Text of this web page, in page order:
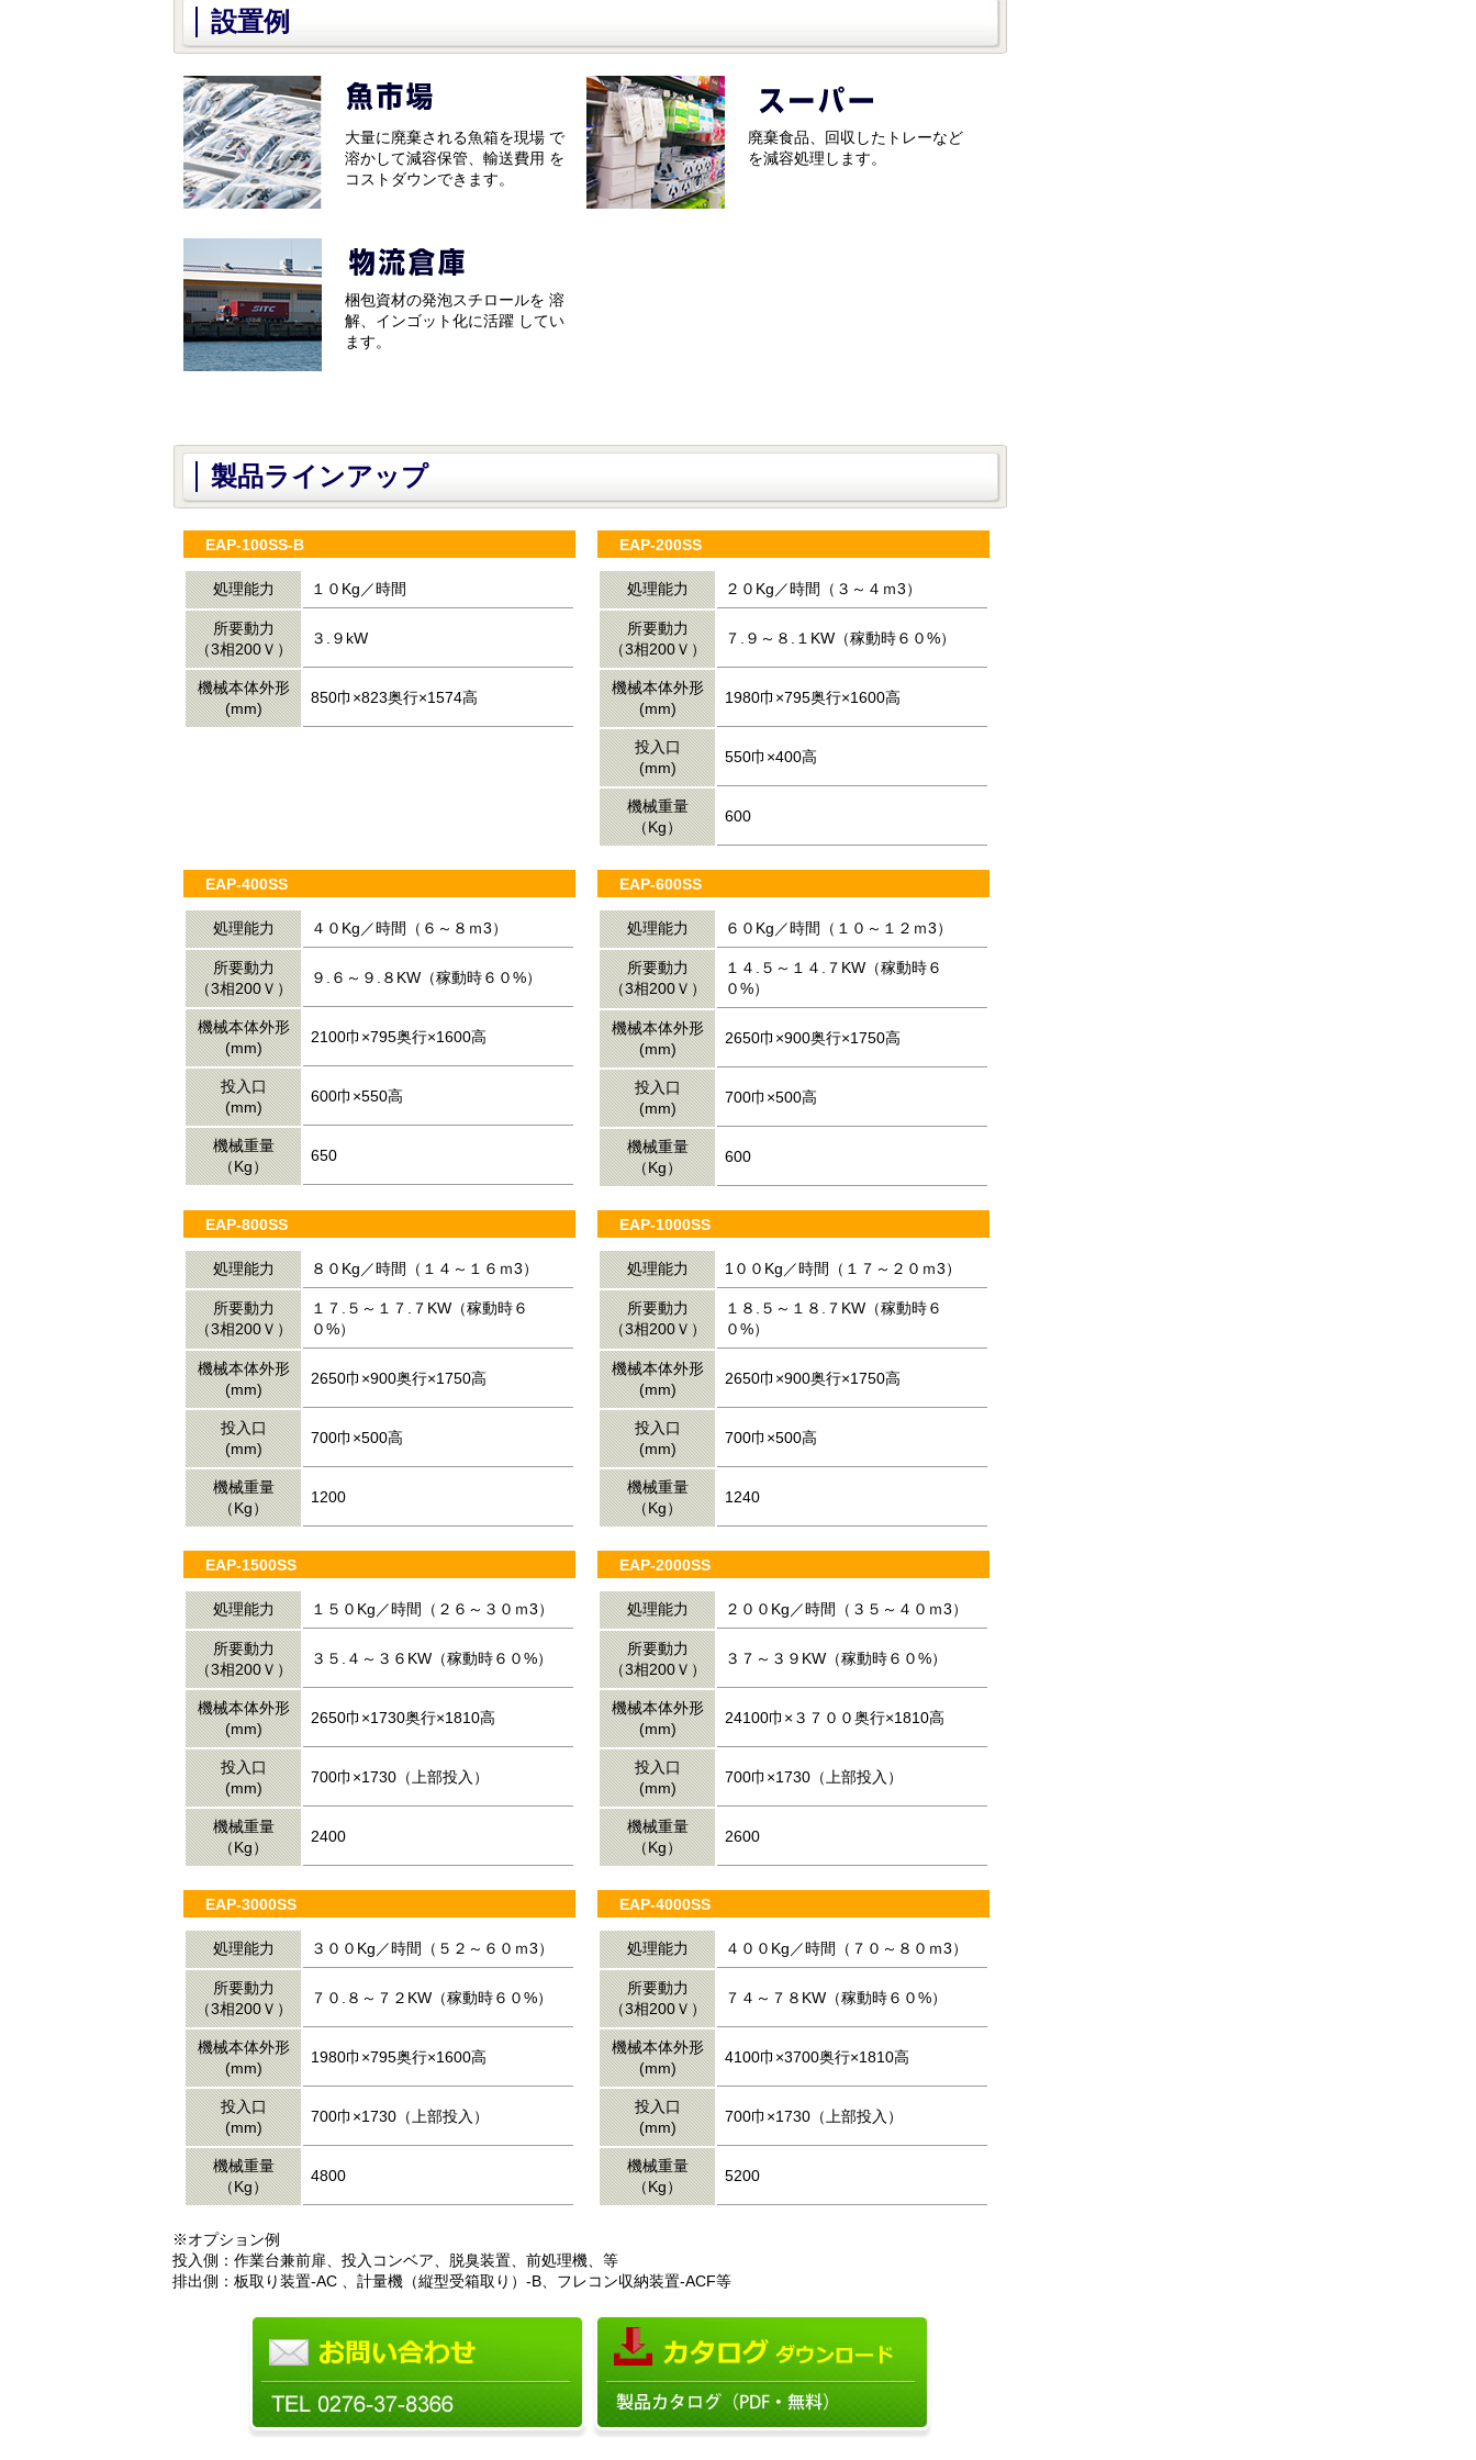
設置例
大量に廃棄される魚箱を現場 で
溶かして減容保管、輸送費用 を
コストダウンできます。
廃棄食品、回収したトレーなど
を減容処理します。
梱包資材の発泡スチロールを 溶
解、インゴット化に活躍 してい
ます。
製品ラインアップ
EAP-100SS-B
処理能力 １０Kg／時間
所要動力
（3相200Ｖ）
３.９kW
機械本体外形
(mm)
850巾×823奥行×1574高
EAP-200SS
処理能力 ２０Kg／時間（３～４ｍ3）
所要動力
（3相200Ｖ）
７.９～８.１KW（稼動時６０%）
機械本体外形
(mm)
1980巾×795奥行×1600高
投入口
(mm)
550巾×400高
機械重量
（Kg）
600
EAP-400SS
処理能力 ４０Kg／時間（６～８ｍ3）
所要動力
（3相200Ｖ）
９.６～９.８KW（稼動時６０%）
機械本体外形
(mm)
2100巾×795奥行×1600高
投入口
(mm)
600巾×550高
機械重量
（Kg）
650
EAP-600SS
処理能力 ６０Kg／時間（１０～１２ｍ3）
所要動力
（3相200Ｖ）
１４.５～１４.７KW（稼動時６
０%）
機械本体外形
(mm)
2650巾×900奥行×1750高
投入口
(mm)
700巾×500高
機械重量
（Kg）
600
EAP-800SS
処理能力 ８０Kg／時間（１４～１６ｍ3）
所要動力
（3相200Ｖ）
１７.５～１７.７KW（稼動時６
０%）
機械本体外形
(mm)
2650巾×900奥行×1750高
投入口
(mm)
700巾×500高
機械重量
（Kg）
1200
EAP-1000SS
処理能力 1００Kg／時間（１７～２０ｍ3）
所要動力
（3相200Ｖ）
１８.５～１８.７KW（稼動時６
０%）
機械本体外形
(mm)
2650巾×900奥行×1750高
投入口
(mm)
700巾×500高
機械重量
（Kg）
1240
EAP-1500SS
処理能力 １５０Kg／時間（２６～３０ｍ3）
所要動力
（3相200Ｖ）
３５.４～３６KW（稼動時６０%）
機械本体外形
(mm)
2650巾×1730奥行×1810高
投入口
(mm)
700巾×1730（上部投入）
機械重量
（Kg）
2400
EAP-2000SS
処理能力 ２００Kg／時間（３５～４０ｍ3）
所要動力
（3相200Ｖ）
３７～３９KW（稼動時６０%）
機械本体外形
(mm)
24100巾×３７００奥行×1810高
投入口
(mm)
700巾×1730（上部投入）
機械重量
（Kg）
2600
EAP-3000SS
処理能力 ３００Kg／時間（５２～６０ｍ3）
所要動力
（3相200Ｖ）
７０.８～７２KW（稼動時６０%）
機械本体外形
(mm)
1980巾×795奥行×1600高
投入口
(mm)
700巾×1730（上部投入）
機械重量
（Kg）
4800
EAP-4000SS
処理能力 ４００Kg／時間（７０～８０ｍ3）
所要動力
（3相200Ｖ）
７４～７８KW（稼動時６０%）
機械本体外形
(mm)
4100巾×3700奥行×1810高
投入口
(mm)
700巾×1730（上部投入）
機械重量
（Kg）
5200
※オプション例
投入側：作業台兼前扉、投入コンベア、脱臭装置、前処理機、等
排出側：板取り装置-AC 、計量機（縦型受箱取り）-B、フレコン収納装置-ACF等